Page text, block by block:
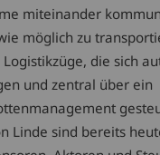
miteinander
möglich zu
die sich
und zentral über ein
Linde sind bereits